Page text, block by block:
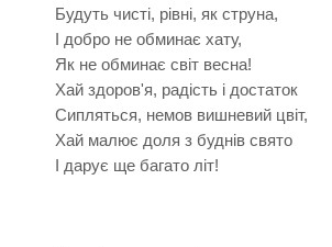
Будуть чисті, рівні, як струна,
І добро не обминає хату,
Як не обминає світ весна!
Хай здоров'я, радість і достаток
Сипляться, немов вишневий цвіт,
Хай малює доля з буднів свято
І дарує ще багато літ!